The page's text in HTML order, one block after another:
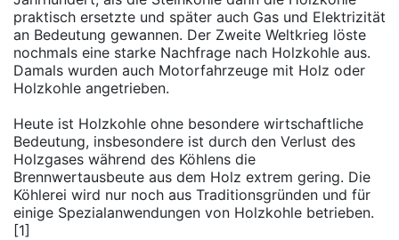
praktisch ersetzte und später auch Gas und Elektrizität
an Bedeutung gewannen. Der Zweite Weltkrieg löste
nochmals eine starke Nachfrage nach Holzkohle aus.
Damals wurden auch Motorfahrzeuge mit Holz oder
Holzkohle angetrieben.
Heute ist Holzkohle ohne besondere wirtschaftliche
Bedeutung, insbesondere ist durch den Verlust des
Holzgases während des Köhlens die
Brennwertausbeute aus dem Holz extrem gering. Die
Köhlerei wird nur noch aus Traditionsgründen und für
einige Spezialanwendungen von Holzkohle betrieben.
[1]